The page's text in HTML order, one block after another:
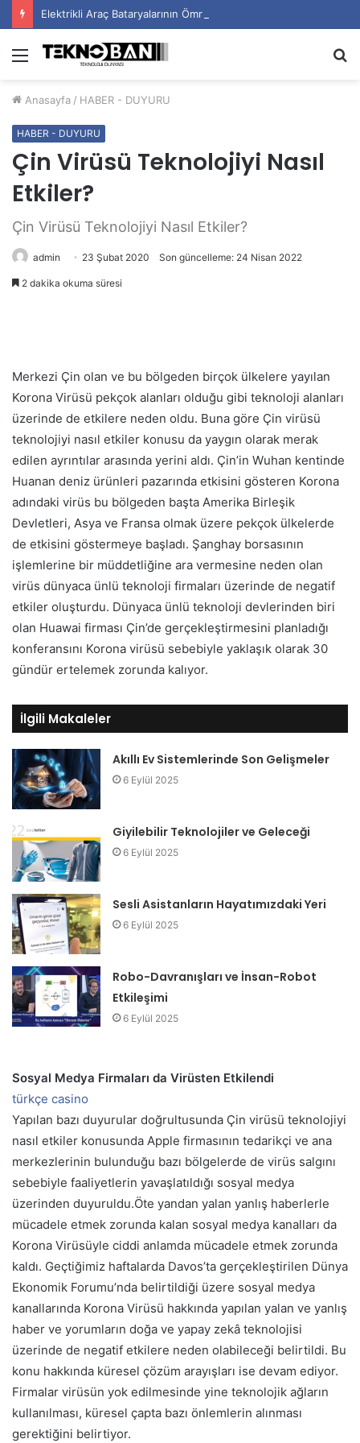
Elektrikli Araç Bataryalarının Ömrü Nasıl Uzatılır?
Menü
Anasayfa / HABER - DUYURU
HABER - DUYURU
Çin Virüsü Teknolojiyi Nasıl
Etkiler?
Çin Virüsü Teknolojiyi Nasıl Etkiler?
admin 23 Şubat 2020 Son güncelleme: 24 Nisan 2022
2 dakika okuma süresi
Merkezi Çin olan ve bu bölgeden birçok ülkelere yayılan
Korona Virüsü pekçok alanları olduğu gibi teknoloji alanları
üzerinde de etkilere neden oldu. Buna göre Çin virüsü
teknolojiyi nasıl etkiler konusu da yaygın olarak merak
edilen ayrıntılar arasında yerini aldı. Çin’in Wuhan kentinde
Huanan deniz ürünleri pazarında etkisini gösteren Korona
adındaki virüs bu bölgeden başta Amerika Birleşik
Devletleri, Asya ve Fransa olmak üzere pekçok ülkelerde
de etkisini göstermeye başladı. Şanghay borsasının
işlemlerine bir müddetliğine ara vermesine neden olan
virüs dünyaca ünlü teknoloji firmaları üzerinde de negatif
etkiler oluşturdu. Dünyaca ünlü teknoloji devlerinden biri
olan Huawai firması Çin’de gerçekleştirmesini planladığı
konferansını Korona virüsü sebebiyle yaklaşık olarak 30
gündür ertelemek zorunda kalıyor.
İlgili Makaleler
Akıllı Ev Sistemlerinde Son Gelişmeler
6 Eylül 2025
Giyilebilir Teknolojiler ve Geleceği
6 Eylül 2025
Sesli Asistanların Hayatımızdaki Yeri
6 Eylül 2025
Robo-Davranışları ve İnsan-Robot
Etkileşimi
6 Eylül 2025
Sosyal Medya Firmaları da Virüsten Etkilendi
türkçe casino
Yapılan bazı duyurular doğrultusunda Çin virüsü teknolojiyi
nasıl etkiler konusunda Apple firmasının tedarikçi ve ana
merkezlerinin bulunduğu bazı bölgelerde de virüs salgını
sebebiyle faaliyetlerin yavaşlatıldığı sosyal medya
üzerinden duyuruldu.Öte yandan yalan yanlış haberlerle
mücadele etmek zorunda kalan sosyal medya kanalları da
Korona Virüsüyle ciddi anlamda mücadele etmek zorunda
kaldı. Geçtiğimiz haftalarda Davos’ta gerçekleştirilen Dünya
Ekonomik Forumu’nda belirtildiği üzere sosyal medya
kanallarında Korona Virüsü hakkında yapılan yalan ve yanlış
haber ve yorumların doğa ve yapay zekâ teknolojisi
üzerinde de negatif etkilere neden olabileceği belirtildi. Bu
konu hakkında küresel çözüm arayışları ise devam ediyor.
Firmalar virüsün yok edilmesinde yine teknolojik ağların
kullanılması, küresel çapta bazı önlemlerin alınması
gerektiğini belirtiyor.